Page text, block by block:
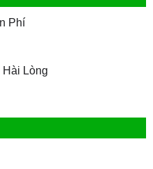
Phí
Hài Lòng